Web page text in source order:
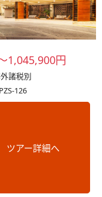
1,045,900円
諸税別
126
ツアー詳細へ